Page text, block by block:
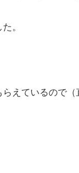
。
えているので